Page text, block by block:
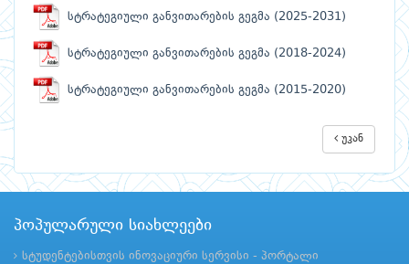
სტრატეგიული განვითარების გეგმა (2025-2031)
სტრატეგიული განვითარების გეგმა (2018-2024)
სტრატეგიული განვითარების გეგმა (2015-2020)
უკან
პოპულარული სიახლეები
სტუდენტებისთვის ინოვაციური სერვისი - პორტალი